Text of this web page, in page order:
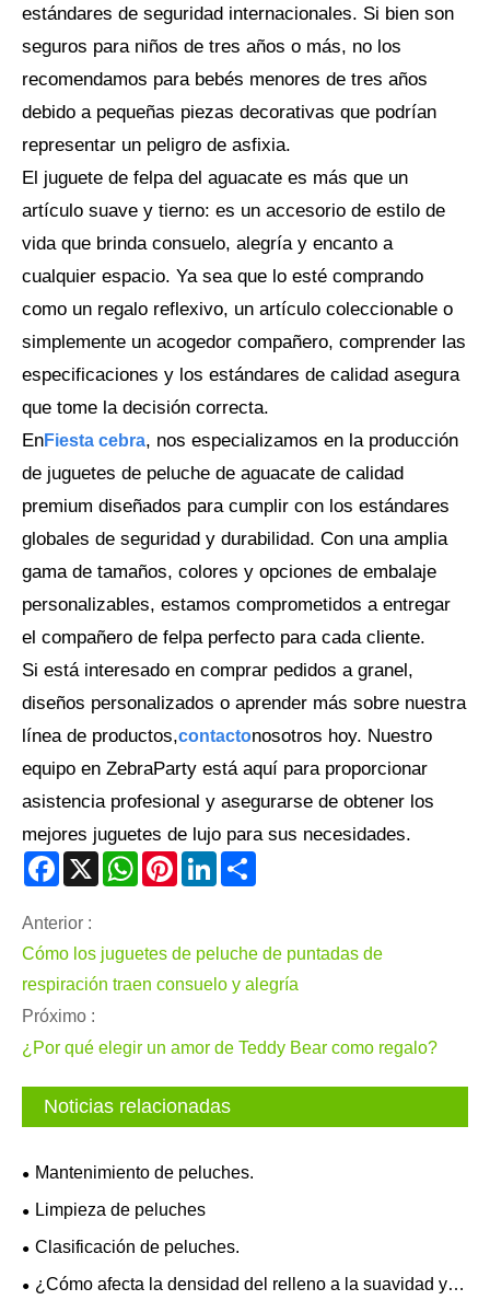
estándares de seguridad internacionales. Si bien son
seguros para niños de tres años o más, no los
recomendamos para bebés menores de tres años
debido a pequeñas piezas decorativas que podrían
representar un peligro de asfixia.
El juguete de felpa del aguacate es más que un
artículo suave y tierno: es un accesorio de estilo de
vida que brinda consuelo, alegría y encanto a
cualquier espacio. Ya sea que lo esté comprando
como un regalo reflexivo, un artículo coleccionable o
simplemente un acogedor compañero, comprender las
especificaciones y los estándares de calidad asegura
que tome la decisión correcta.
EnFiesta cebra, nos especializamos en la producción
de juguetes de peluche de aguacate de calidad
premium diseñados para cumplir con los estándares
globales de seguridad y durabilidad. Con una amplia
gama de tamaños, colores y opciones de embalaje
personalizables, estamos comprometidos a entregar
el compañero de felpa perfecto para cada cliente.
Si está interesado en comprar pedidos a granel,
diseños personalizados o aprender más sobre nuestra
línea de productos,contactonosotros hoy. Nuestro
equipo en ZebraParty está aquí para proporcionar
asistencia profesional y asegurarse de obtener los
mejores juguetes de lujo para sus necesidades.
Facebook
X WhatsAppPinterestLinkedIn
Anterior :
Cómo los juguetes de peluche de puntadas de
respiración traen consuelo y alegría
Próximo :
¿Por qué elegir un amor de Teddy Bear como regalo?
Noticias relacionadas
Mantenimiento de peluches.
Limpieza de peluches
Clasificación de peluches.
¿Cómo afecta la densidad del relleno a la suavidad y